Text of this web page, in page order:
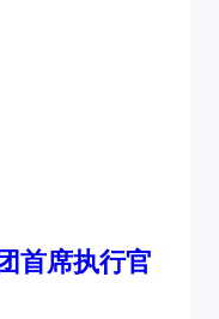
首席执行官